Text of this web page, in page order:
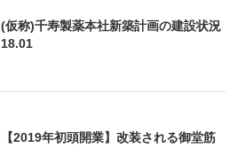
(仮称)千寿製薬本社新築計画の建設状況
18.01
【2019年初頭開業】改装される御堂筋